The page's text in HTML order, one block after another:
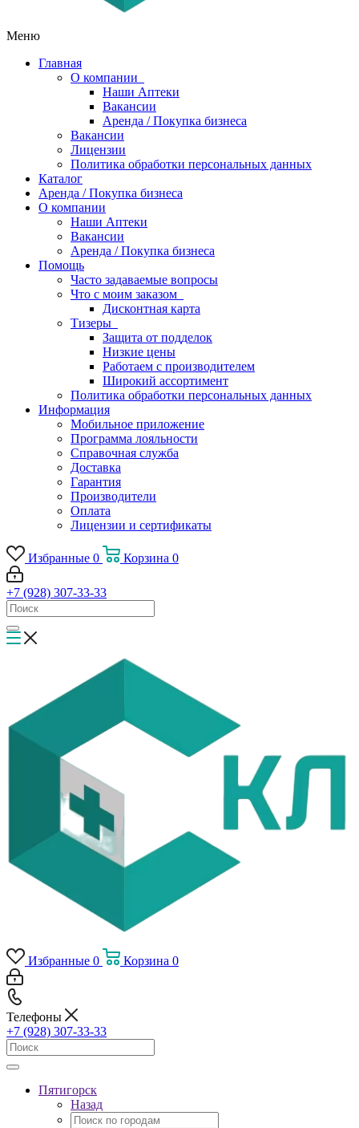
Меню
Главная
О компании
Наши Аптеки
Вакансии
Аренда / Покупка бизнеса
Вакансии
Лицензии
Политика обработки персональных данных
Каталог
Аренда / Покупка бизнеса
О компании
Наши Аптеки
Вакансии
Аренда / Покупка бизнеса
Помощь
Часто задаваемые вопросы
Что с моим заказом
Дисконтная карта
Тизеры
Защита от подделок
Низкие цены
Работаем с производителем
Широкий ассортимент
Политика обработки персональных данных
Информация
Мобильное приложение
Программа лояльности
Справочная служба
Доставка
Гарантия
Производители
Оплата
Лицензии и сертификаты
Избранные 0 Корзина 0
+7 (928) 307-33-33
Избранные 0 Корзина 0
Телефоны
+7 (928) 307-33-33
Пятигорск
Назад